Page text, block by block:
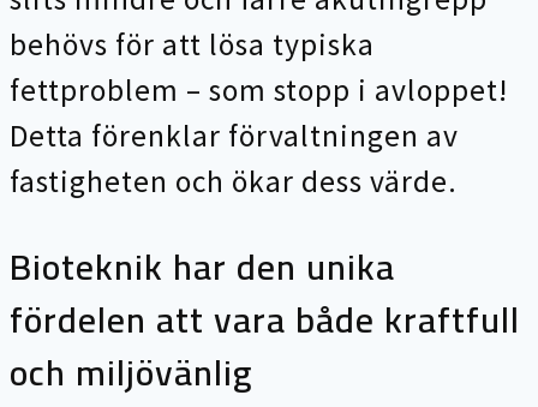
behövs för att lösa typiska
fettproblem – som stopp i avloppet!
Detta förenklar förvaltningen av
fastigheten och ökar dess värde.
Bioteknik har den unika
fördelen att vara både kraftfull
och miljövänlig